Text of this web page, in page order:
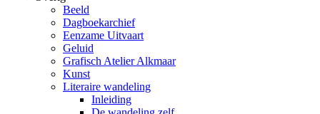
Beeld
Dagboekarchief
Eenzame Uitvaart
Geluid
Grafisch Atelier Alkmaar
Kunst
Literaire wandeling
Inleiding